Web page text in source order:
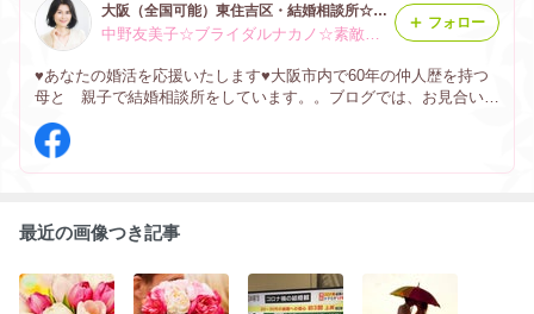
大阪（全国可能）東住吉区・結婚相談所☆ブライダルナカノ☆中野友美子♥☎06-6702-8624
♥あなたの婚活を応援いたします♥大阪市内で60年の仲人歴を持つ
母と 親子で結婚相談所をしています。。ブログでは、お見合いで
の出来事・経験から私的な日常生活での細々したことなども折り込
んで、綴ってみようと思っています。お気軽にお立ち寄りください
ね！
フォロー
最近の画像つき記事